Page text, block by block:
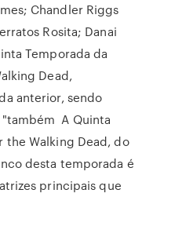
Chandler Riggs
Rosita; Danai
Temporada da
Dead,
anterior, sendo
A Quinta
the Walking Dead, do
desta temporada é
principais que